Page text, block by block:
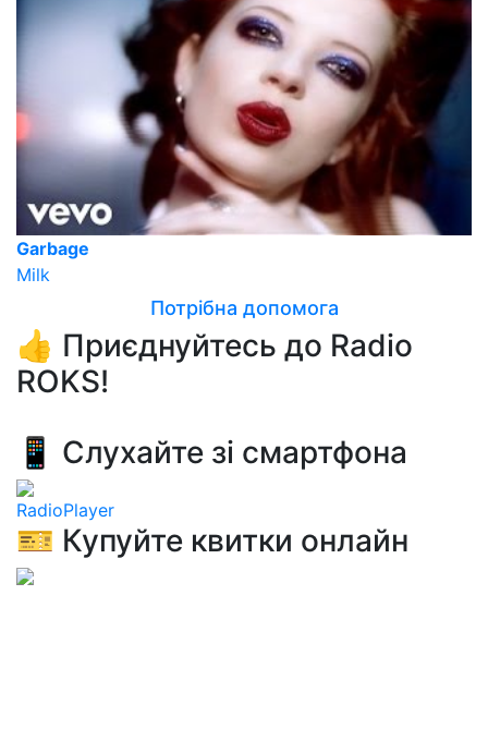
Garbage
Milk
Потрібна допомога
👍 Приєднуйтесь до Radio
ROKS!
📱 Слухайте зі смартфона
RadioPlayer
🎫 Купуйте квитки онлайн